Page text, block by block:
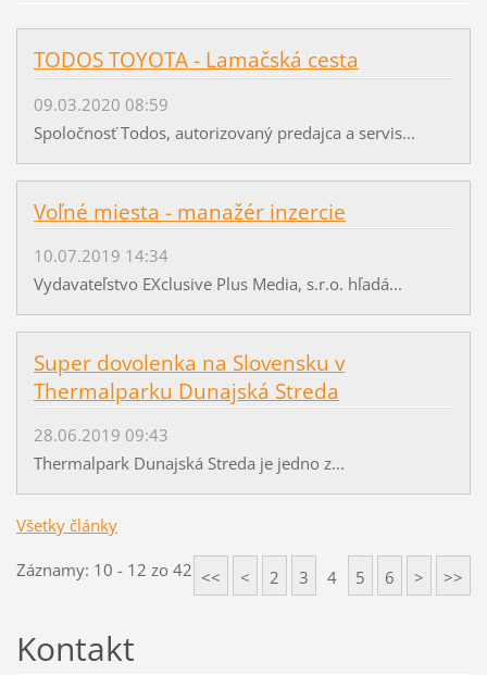
TODOS TOYOTA - Lamačská cesta
09.03.2020 08:59
Spoločnosť Todos, autorizovaný predajca a servis...
Voľné miesta - manažér inzercie
10.07.2019 14:34
Vydavateľstvo EXclusive Plus Media, s.r.o. hľadá...
Super dovolenka na Slovensku v
Thermalparku Dunajská Streda
28.06.2019 09:43
Thermalpark Dunajská Streda je jedno z...
Všetky články
Záznamy: 10 - 12 zo 42 << < 2 3 4 5 6 > >>
Kontakt